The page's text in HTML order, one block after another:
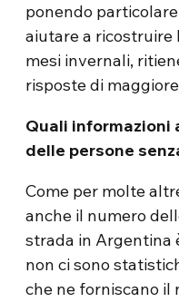
ponendo
aiutare a ricostruire
mesi invernali,
risposte di
Quali informazioni
delle persone
Come per molte
anche il numero
strada in Argentina
non ci sono
che ne forniscano il